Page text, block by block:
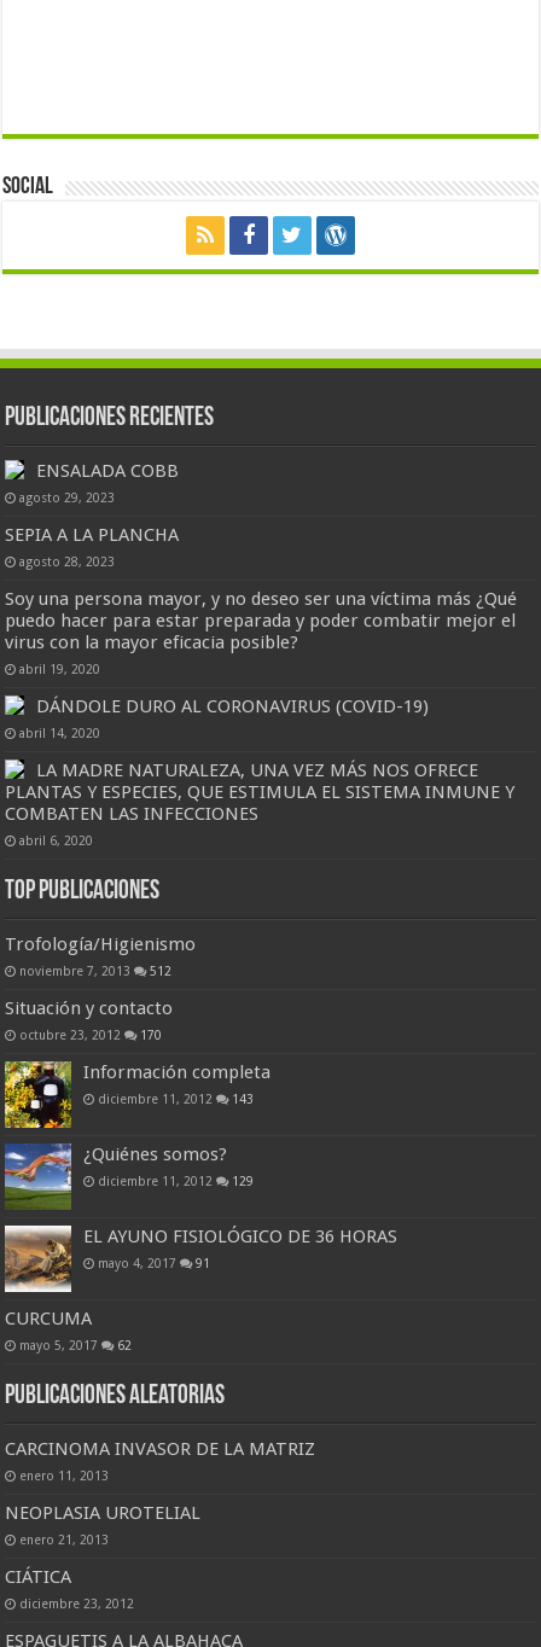
Social
Publicaciones Recientes
ENSALADA COBB
agosto 29, 2023
SEPIA A LA PLANCHA
agosto 28, 2023
Soy una persona mayor, y no deseo ser una víctima más ¿Qué
puedo hacer para estar preparada y poder combatir mejor el
virus con la mayor eficacia posible?
abril 19, 2020
DÁNDOLE DURO AL CORONAVIRUS (COVID-19)
abril 14, 2020
LA MADRE NATURALEZA, UNA VEZ MÁS NOS OFRECE
PLANTAS Y ESPECIES, QUE ESTIMULA EL SISTEMA INMUNE Y
COMBATEN LAS INFECCIONES
abril 6, 2020
Top Publicaciones
Trofología/Higienismo
noviembre 7, 2013 512
Situación y contacto
octubre 23, 2012 170
Información completa
diciembre 11, 2012 143
¿Quiénes somos?
diciembre 11, 2012 129
EL AYUNO FISIOLÓGICO DE 36 HORAS
mayo 4, 2017 91
CURCUMA
mayo 5, 2017 62
Publicaciones Aleatorias
CARCINOMA INVASOR DE LA MATRIZ
enero 11, 2013
NEOPLASIA UROTELIAL
enero 21, 2013
CIÁTICA
diciembre 23, 2012
ESPAGUETIS A LA ALBAHACA